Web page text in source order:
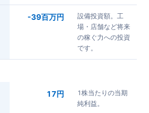
-39百万円
設備投資額。工
場・店舗など将来
の稼ぐ力への投資
です。
17円
1株当たりの当期
純利益。